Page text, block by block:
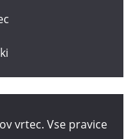
vrtec. Vse pravice